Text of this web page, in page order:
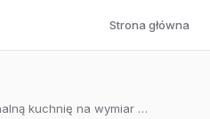
Strona główna
kuchnię na wymiar …